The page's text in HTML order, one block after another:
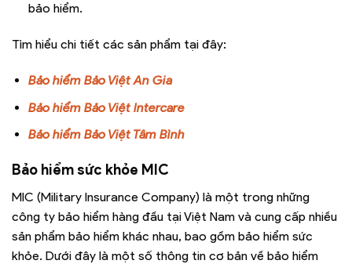
bảo hiểm.
Tìm hiểu chi tiết các sản phẩm tại đây:
Bảo hiểm Bảo Việt An Gia
Bảo hiểm Bảo Việt Intercare
Bảo hiểm Bảo Việt Tâm Bình
Bảo hiểm sức khỏe MIC
MIC (Military Insurance Company) là một trong những
công ty bảo hiểm hàng đầu tại Việt Nam và cung cấp nhiều
sản phẩm bảo hiểm khác nhau, bao gồm bảo hiểm sức
khỏe. Dưới đây là một số thông tin cơ bản về bảo hiểm